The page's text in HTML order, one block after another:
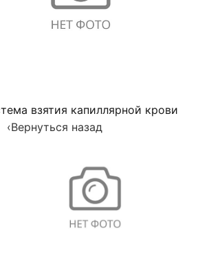
взятия капиллярной крови
‹Вернуться назад